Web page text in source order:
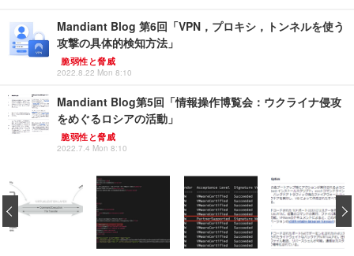
Mandiant Blog 第6回「VPN，プロキシ，トンネルを使う
攻撃の具体的検知方法」
脆弱性と脅威
2022.8.22 Mon 8:10
Mandiant Blog第5回「情報操作博覧会：ウクライナ侵攻
をめぐるロシアの活動」
脆弱性と脅威
2022.7.4 Mon 8:10
‹